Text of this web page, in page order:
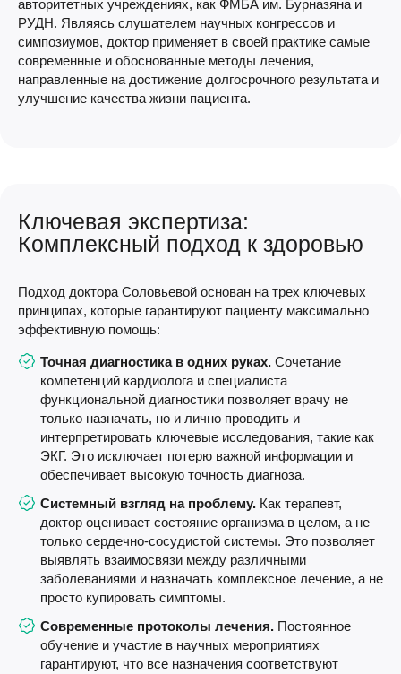
авторитетных учреждениях, как ФМБА им. Бурназяна и
РУДН. Являясь слушателем научных конгрессов и
симпозиумов, доктор применяет в своей практике самые
современные и обоснованные методы лечения,
направленные на достижение долгосрочного результата и
улучшение качества жизни пациента.
Ключевая экспертиза:
Комплексный подход к здоровью
Подход доктора Соловьевой основан на трех ключевых
принципах, которые гарантируют пациенту максимально
эффективную помощь:
Точная диагностика в одних руках. Сочетание
компетенций кардиолога и специалиста
функциональной диагностики позволяет врачу не
только назначать, но и лично проводить и
интерпретировать ключевые исследования, такие как
ЭКГ. Это исключает потерю важной информации и
обеспечивает высокую точность диагноза.
Системный взгляд на проблему. Как терапевт,
доктор оценивает состояние организма в целом, а не
только сердечно-сосудистой системы. Это позволяет
выявлять взаимосвязи между различными
заболеваниями и назначать комплексное лечение, а не
просто купировать симптомы.
Современные протоколы лечения. Постоянное
обучение и участие в научных мероприятиях
гарантируют, что все назначения соответствуют